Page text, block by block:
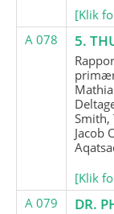
[Klik
A 078
5.
Smith,
Jacob
[Klik
A 079
DR.